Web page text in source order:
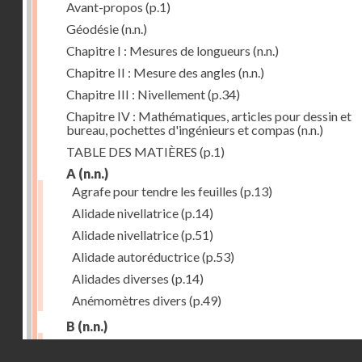
Avant-propos (p.1)
Géodésie(n.n.)
Chapitre I : Mesures de longueurs (n.n.)
Chapitre II : Mesure des angles (n.n.)
Chapitre III : Nivellement(p.34)
Chapitre IV : Mathématiques, articles pour dessin et
bureau, pochettes d'ingénieurs et compas (n.n.)
TABLE DES MATIÈRES (p.1)
A (n.n.)
Agrafe pour tendre les feuilles (p.13)
Alidade nivellatrice(p.14)
Alidade nivellatrice(p.51)
Alidade autoréductrice(p.53)
Alidades diverses (p.14)
Anémomètres divers (p.49)
B (n.n.)
Barème graphique(p.53)